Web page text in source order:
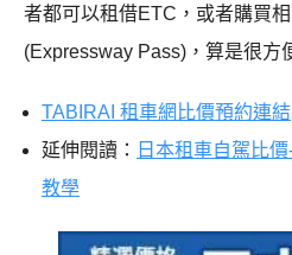
者都可以租借ETC，或者購買
(Expressway Pass)，算是很方
TABIRAI 租車網比價預約連結
延伸閱讀：
日本租車自駕比
教學